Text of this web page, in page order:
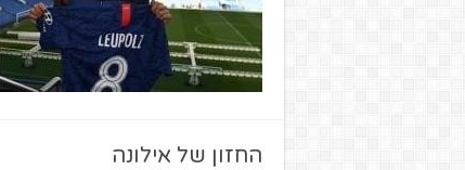
החזון של אילונה